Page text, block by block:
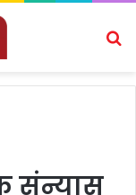
संन्यास